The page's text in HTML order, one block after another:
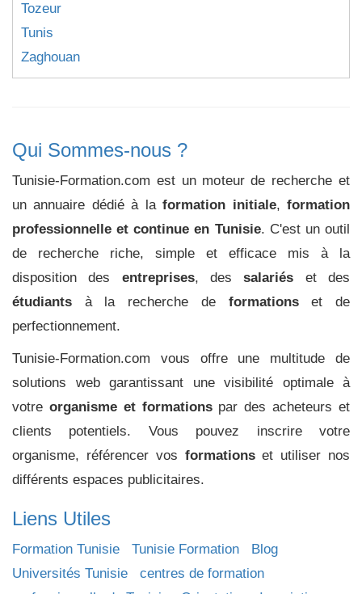
Tozeur
Tunis
Zaghouan
Qui Sommes-nous ?
Tunisie-Formation.com est un moteur de recherche et
un annuaire dédié à laformation initiale,formation
professionnelle et continue en Tunisie. C'est un outil
de recherche riche, simple et efficace mis à la
disposition des entreprises, dessalariés et des
étudiants à la recherche de formationset de
perfectionnement.
Tunisie-Formation.com vous offre une multitude de
solutions web garantissant une visibilité optimale à
votre organisme et formationspar des acheteurs et
clients potentiels. Vous pouvez inscrire votre
organisme, référencer vos formationset utiliser nos
différents espaces publicitaires.
Liens Utiles
Formation Tunisie Tunisie Formation
Blog
Universités Tunisie
centres de formation